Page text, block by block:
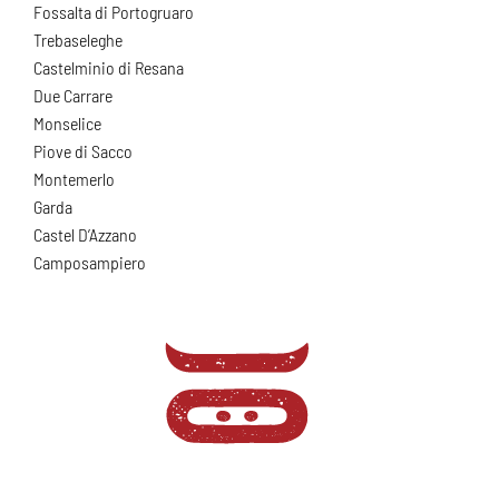
Fossalta di Portogruaro
Trebaseleghe
Castelminio di Resana
Due Carrare
Monselice
Piove di Sacco
Montemerlo
Garda
Castel D’Azzano
Camposampiero